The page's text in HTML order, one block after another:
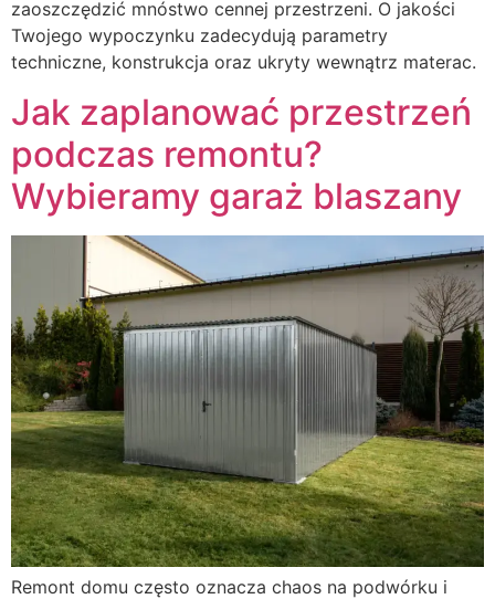
zaoszczędzić mnóstwo cennej przestrzeni. O jakości
Twojego wypoczynku zadecydują parametry
techniczne, konstrukcja oraz ukryty wewnątrz materac.
Jak zaplanować przestrzeń
podczas remontu?
Wybieramy garaż blaszany
Remont domu często oznacza chaos na podwórku i